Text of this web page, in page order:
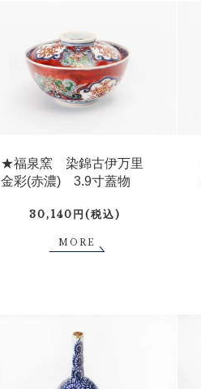
★福泉窯 染錦古伊万里
金彩(赤濃) 3.9寸蓋物
30,140円(税込)
MORE